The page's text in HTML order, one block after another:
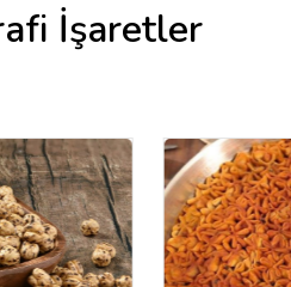
İşaretler